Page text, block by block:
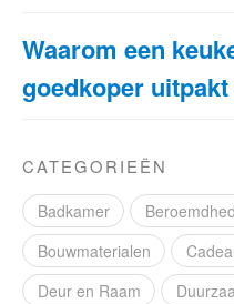
Waarom een
goedkoper
CATEGORIEËN
Badkamer
Bouwmaterialen
Deur en Raam